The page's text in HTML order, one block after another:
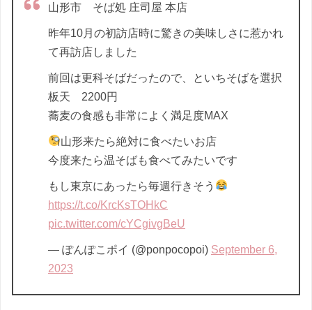
山形市 そば処 庄司屋 本店
昨年10月の初訪店時に驚きの美味しさに惹かれ
て再訪店しました
前回は更科そばだったので、といちそばを選択
板天 2200円
蕎麦の食感も非常によく満足度MAX
山形来たら絶対に食べたいお店
今度来たら温そばも食べてみたいです
もし東京にあったら毎週行きそう
https://t.co/KrcKsTOHkC
pic.twitter.com/cYCgivgBeU
— ぽんぽこポイ (@ponpocopoi) September 6,
2023